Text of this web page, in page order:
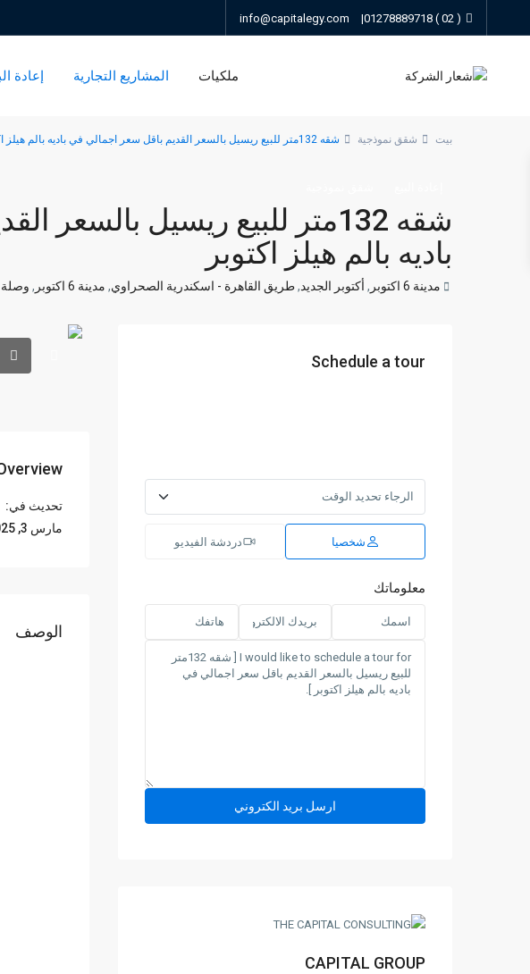
( 02 ) 01278889718
|
info@capitalegy.com
ملكيات المشاريع التجارية إعادة
بيت شقق نموذجية شقه 132متر للبيع ريسيل بالسعر القديم باقل سعر اجمالي في باديه بالم هيلز اكتوبر
شقه 132متر للبيع ريسيل
باديه بالم هيلز اكتوبر
مدينة 6 اكتوبر , أكتوبر الجديد,طريق القاهرة - اسكندرية الصحراوي, مدينة 6 اكتوبر , وصلة
تحديث في:
مارس 3, 2025
الوصف
Schedule a tour
شخصيا دردشة الفيديو
معلوماتك
CAPITAL GROUP